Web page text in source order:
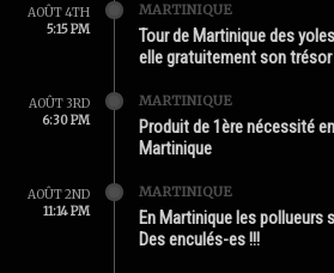
AOÛT 4TH
5:15 PM
MARTINIQUE
Tour de Martinique des
elle gratuitement son trésor
AOÛT 3RD
6:30 PM
MARTINIQUE
Produit de 1ère nécessité
Martinique
AOÛT 2ND
11:14 PM
MARTINIQUE
En Martinique les pollueurs
Des enculés-es !!!